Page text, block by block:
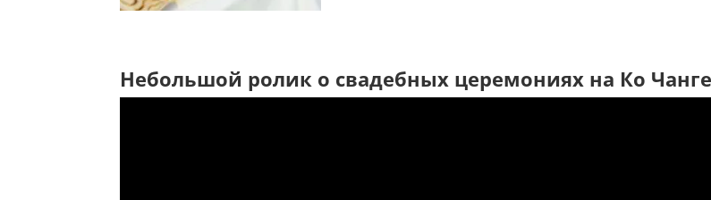
Небольшой ролик о свадебных церемониях на Ко